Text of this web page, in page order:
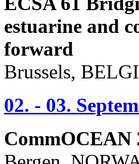
estuarine and
forward
Brussels,
02. - 03.
CommOCEAN